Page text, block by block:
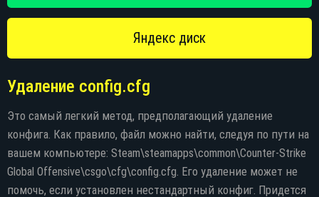
Удаление config.cfg
Это самый легкий метод, предполагающий удаление
конфига. Как правило, файл можно найти, следуя по пути на
вашем компьютере: Steam\steamapps\common\Counter-Strike
Global Offensive\csgo\cfg\config.cfg. Его удаление может не
помочь, если установлен нестандартный конфиг. Придется